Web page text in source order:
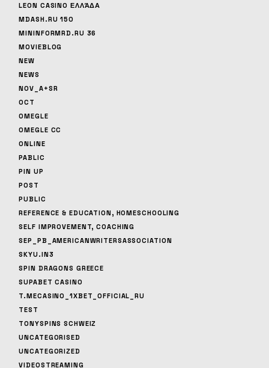
LEON CASINO ΕΛΛΆΔΑ
MDASH.RU 150
MININFORMRD.RU 36
MOVIEBLOG
NEW
NEWS
NOV_A+SR
OCT
OMEGLE
OMEGLE CC
ONLINE
PABLIC
PIN UP
POST
PUBLIC
REFERENCE & EDUCATION, HOMESCHOOLING
SELF IMPROVEMENT, COACHING
SEP_PB_AMERICANWRITERSASSOCIATION
SKYU.IN3
SPIN DRAGONS GREECE
SUPABET CASINO
T.MECASINO_1XBET_OFFICIAL_RU
TEST
TONYSPINS SCHWEIZ
UNCATEGORISED
UNCATEGORIZED
VIDEOSTREAMING